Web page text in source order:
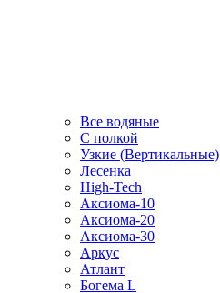
Все водяные
С полкой
Узкие (Вертикальные)
Лесенка
High-Tech
Аксиома-10
Аксиома-20
Аксиома-30
Аркус
Атлант
Богема L